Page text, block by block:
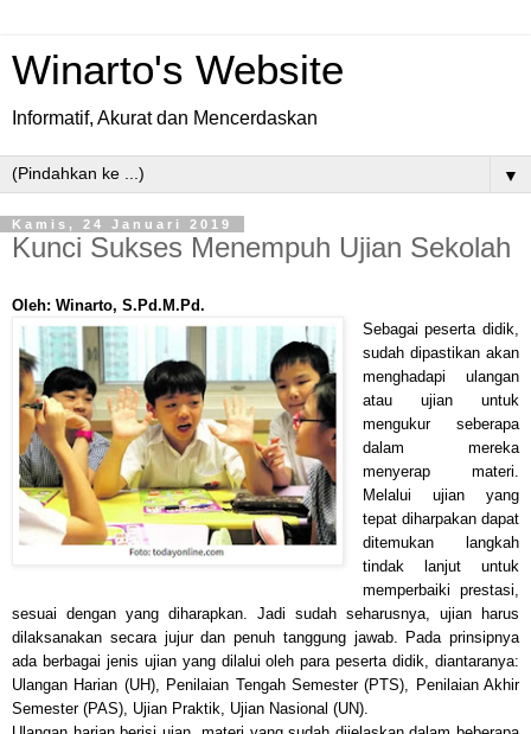
Winarto's Website
Informatif, Akurat dan Mencerdaskan
▼
Kamis, 24 Januari 2019
Kunci Sukses Menempuh Ujian Sekolah
Oleh: Winarto, S.Pd.M.Pd.
Sebagai peserta didik,
sudah dipastikan akan
menghadapi ulangan
atau ujian untuk
mengukur seberapa
dalam mereka
menyerap materi.
Melalui ujian yang
tepat diharpakan dapat
ditemukan langkah
tindak lanjut untuk
memperbaiki prestasi,
sesuai dengan yang diharapkan. Jadi sudah seharusnya, ujian harus
dilaksanakan secara jujur dan penuh tanggung jawab. Pada prinsipnya
ada berbagai jenis ujian yang dilalui oleh para peserta didik, diantaranya:
Ulangan Harian (UH), Penilaian Tengah Semester (PTS), Penilaian Akhir
Semester (PAS), Ujian Praktik, Ujian Nasional (UN).